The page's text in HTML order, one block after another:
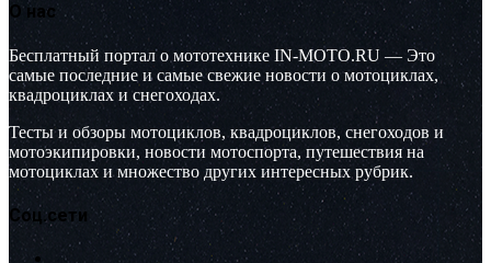
О нас
Бесплатный портал о мототехнике IN-MOTO.RU — Это
самые последние и самые свежие новости о мотоциклах,
квадроциклах и снегоходах.
Тесты и обзоры мотоциклов, квадроциклов, снегоходов и
мотоэкипировки, новости мотоспорта, путешествия на
мотоциклах и множество других интересных рубрик.
Соц.сети